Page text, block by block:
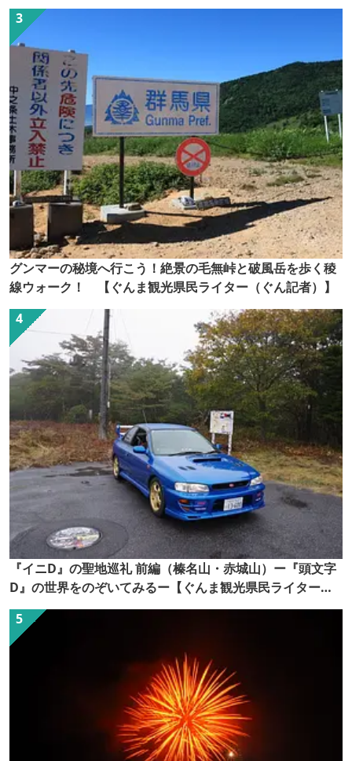
グンマーの秘境へ行こう！絶景の毛無峠と破風岳を歩く稜
線ウォーク！ 【ぐんま観光県民ライター（ぐん記者）】
『イニD』の聖地巡礼 前編（榛名山・赤城山）ー『頭文字
D』の世界をのぞいてみるー【ぐんま観光県民ライター
（ぐん記者）】